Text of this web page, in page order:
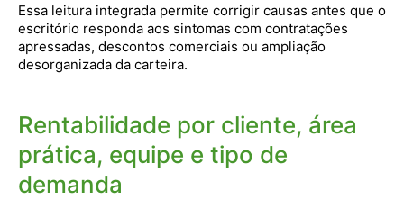
Essa leitura integrada permite corrigir causas antes que o
escritório responda aos sintomas com contratações
apressadas, descontos comerciais ou ampliação
desorganizada da carteira.
Rentabilidade por cliente, área
prática, equipe e tipo de
demanda